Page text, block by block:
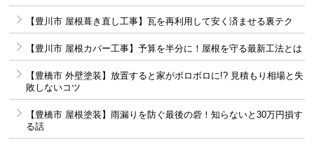
【豊川市 屋根葺き直し工事】瓦を再利用して安く済ませる裏テク
【豊川市 屋根カバー工事】予算を半分に！屋根を守る最新工法とは
【豊橋市 外壁塗装】放置すると家がボロボロに!? 見積もり相場と失
敗しないコツ
【豊橋市 屋根塗装】雨漏りを防ぐ最後の砦！知らないと30万円損す
る話